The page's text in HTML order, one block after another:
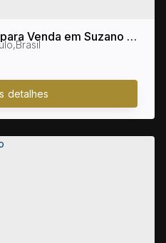
Venda em Suzano /
Caxanga
,Brasil